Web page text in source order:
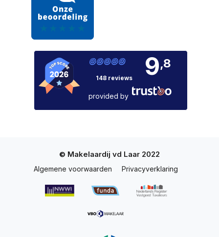
148 reviews 9,8
provided by
© Makelaardij vd Laar 2022
Algemene voorwaarden Privacyverklaring